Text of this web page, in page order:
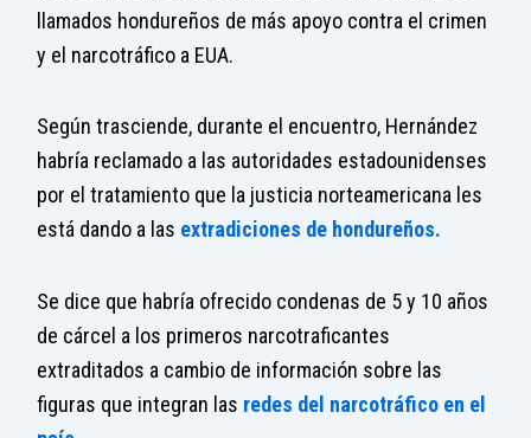
llamados hondureños de más apoyo contra el crimen
y el narcotráfico a EUA.
Según trasciende, durante el encuentro, Hernández
habría reclamado a las autoridades estadounidenses
por el tratamiento que la justicia norteamericana les
está dando a las extradiciones de hondureños.
Se dice que habría ofrecido condenas de 5 y 10 años
de cárcel a los primeros narcotraficantes
extraditados a cambio de información sobre las
figuras que integran las redes del narcotráfico en el